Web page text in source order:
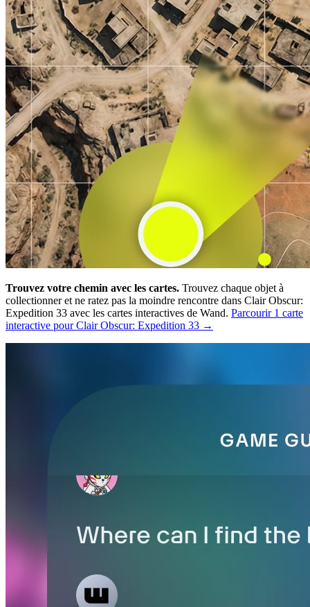
Trouvez votre chemin avec les cartes. Trouvez chaque objet à
collectionner et ne ratez pas la moindre rencontre dans Clair Obscur:
Expedition 33 avec les cartes interactives de Wand. Parcourir 1 carte
interactive pour Clair Obscur: Expedition 33 →